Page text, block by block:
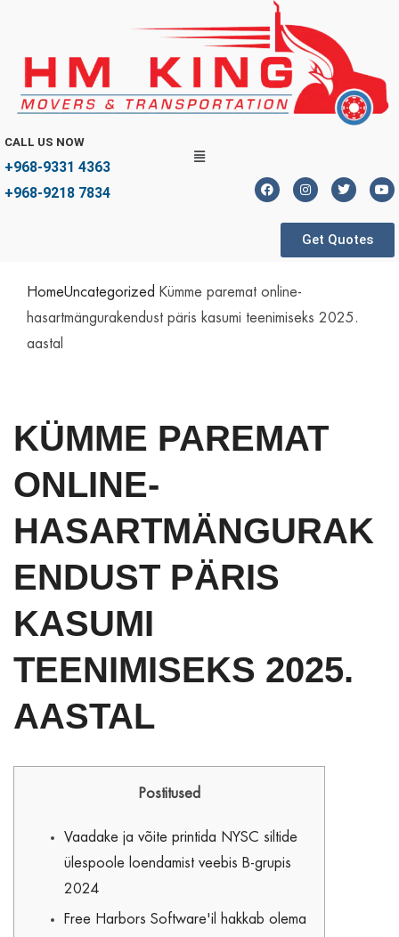
CALL US NOW
+968-9331 4363
+968-9218 7834
Get Quotes
HomeUncategorized Kümme paremat online-
hasartmängurakendust päris kasumi teenimiseks 2025.
aastal
KÜMME PAREMAT
ONLINE-
HASARTMÄNGURAK
ENDUST PÄRIS
KASUMI
TEENIMISEKS 2025.
AASTAL
Postitused
Vaadake ja võite printida NYSC siltide
ülespoole loendamist veebis B-grupis
2024
Free Harbors Software'il hakkab olema